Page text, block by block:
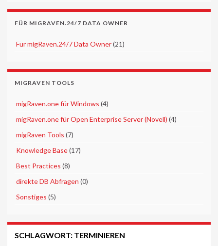
FÜR MIGRAVEN.24/7 DATA OWNER
Für migRaven.24/7 Data Owner(21)
MIGRAVEN TOOLS
migRaven.one für Windows (4)
migRaven.one für Open Enterprise Server (Novell) (4)
migRaven Tools (7)
Knowledge Base(17)
Best Practices (8)
direkte DB Abfragen (0)
Sonstiges (5)
SCHLAGWORT: TERMINIEREN